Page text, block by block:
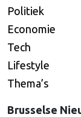
Politiek
Economie
Tech
Lifestyle
Thema’s
Brusselse